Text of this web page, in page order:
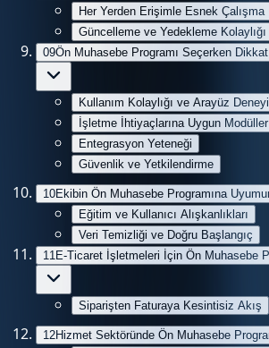
Her Yerden Erişimle Esnek Çalışma
Güncelleme ve Yedekleme Kolaylığı
09Ön Muhasebe Programı Seçerken
Kullanım Kolaylığı ve Arayüz
İşletme İhtiyaçlarına Uygun Modüller
Entegrasyon Yeteneği
Güvenlik ve Yetkilendirme
10Ekibin Ön Muhasebe Programına
Eğitim ve Kullanıcı Alışkanlıkları
Veri Temizliği ve Doğru Başlangıç
11 E-Ticaret İşletmeleri İçin Ön Muhasebe
Siparişten Faturaya Kesintisiz Akış
12Hizmet Sektöründe Ön Muhasebe